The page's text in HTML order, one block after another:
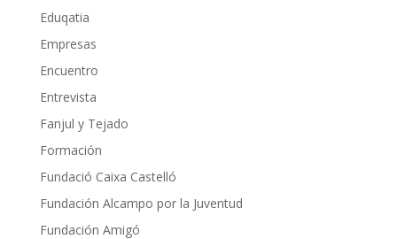
Eduqatia
Empresas
Encuentro
Entrevista
Fanjul y Tejado
Formación
Fundació Caixa Castelló
Fundación Alcampo por la Juventud
Fundación Amigó